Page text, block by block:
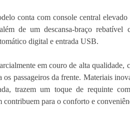
conta com console central
de um descansa-braço
digital e entrada USB.
em couro de alta
os passageiros da frente. Materiais
trazem um toque de requinte
contribuem para o conforto e